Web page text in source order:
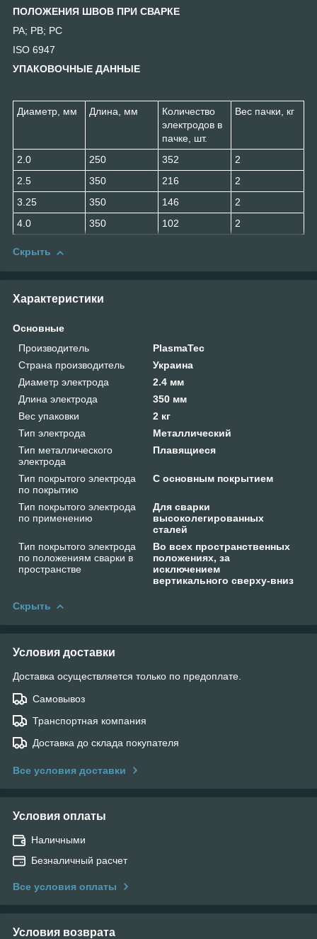
ПОЛОЖЕНИЯ ШВОВ ПРИ СВАРКЕ
РА; PB; PC
ISO 6947
УПАКОВОЧНЫЕ ДАННЫЕ
Диаметр, мм Длина, мм
Количество
электродов в
пачке, шт.
Вес пачки, кг
2.0 250 352
2
2.5
350 216
2
3.25
350 146
2
4.0
350 102 2
Скрыть
Характеристики
Основные
Производитель
PlasmaTec
Страна производитель
Украина
Диаметр электрода
2.4 мм
Длина электрода
350 мм
Вес упаковки
2 кг
Тип электрода
Металлический
Тип металлического
электрода
Плавящиеся
Тип покрытого электрода
по покрытию
С основным покрытием
Тип покрытого электрода
по применению
Для сварки
высоколегированных
сталей
Тип покрытого электрода
по положениям сварки в
пространстве
Во всех пространственных
положениях, за
исключением
вертикального сверху-вниз
Скрыть
Условия доставки
Доставка осуществляется только по предоплате.
Самовывоз
Транспортная компания
Доставка до склада покупателя
Все условия доставки
Условия оплаты
Наличными
Безналичный расчет
Все условия оплаты
Условия возврата